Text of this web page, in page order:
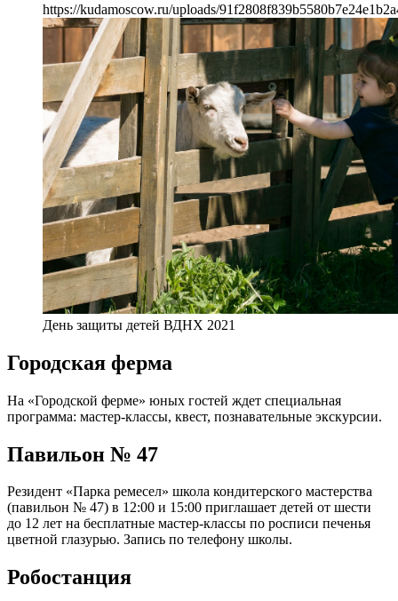
https://kudamoscow.ru/uploads/
День защиты детей ВДНХ 2021
Городская ферма
На «Городской ферме» юных гостей ждет специальная
программа: мастер-классы, квест, познавательные экскурсии.
Павильон № 47
Резидент «Парка ремесел» школа кондитерского мастерства
(павильон № 47) в 12:00 и 15:00 приглашает детей от шести
до 12 лет на бесплатные мастер-классы по росписи печенья
цветной глазурью. Запись по телефону школы.
Робостанция